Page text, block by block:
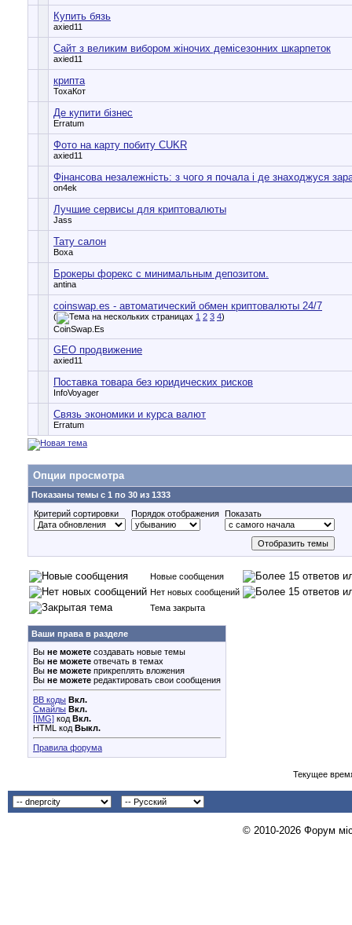
Купить бязь
axied11
Сайт з великим вибором жіночих демісезонних шкарпеток
axied11
крипта
ТохаКот
Де купити бізнес
Erratum
Фото на карту побиту CUKR
axied11
Фінансова незалежність: з чого я почала і де знаходжуся
on4ek
Лучшие сервисы для криптовалюты
Jass
Тату салон
Воха
Брокеры форекс с минимальным депозитом.
antina
coinswap.es - автоматический обмен криптовалюты 24/7
( 1 2 3 4)
CoinSwap.Es
GEO продвижение
axied11
Поставка товара без юридических рисков
InfoVoyager
Связь экономики и курса валют
Erratum
Опции просмотра
Показаны темы с 1 по 30 из 1333
Критерий сортировки
Порядок отображения Показать
Новые сообщения
Нет новых сообщений
Тема закрыта
Ваши права в разделе
Вы не можете создавать новые темы
Вы не можете отвечать в темах
Вы не можете прикреплять вложения
Вы не можете редактировать свои сообщения
BB коды Вкл.
Смайлы Вкл.
[IMG] код Вкл.
HTML код Выкл.
Правила форума
Текущее
© 2010-2026 Форум